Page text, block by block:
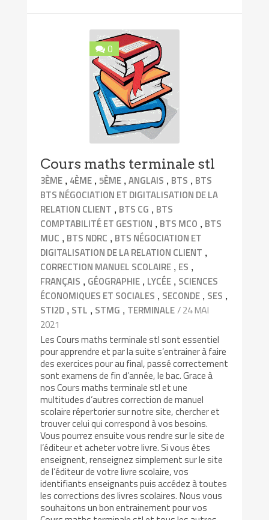
0
Cours maths terminale stl
3ÈME , 4ÈME ,5ÈME ,ANGLAIS , BTS , BTS
BTS NÉGOCIATION ET DIGITALISATION DE LA
RELATION CLIENT , BTS CG , BTS
COMPTABILITÉ ET GESTION , BTS MCO , BTS
MUC , BTS NDRC , BTS NÉGOCIATION ET
DIGITALISATION DE LA RELATION CLIENT ,
CORRECTION MANUEL SCOLAIRE , ES ,
FRANÇAIS , GÉOGRAPHIE , LYCÉE , SCIENCES
ÉCONOMIQUES ET SOCIALES , SECONDE , SES ,
STI2D , STL , STMG , TERMINALE/ 24 MAI
2021
Les Cours maths terminale stl sont essentiel
pour apprendre et par la suite s’entrainer à faire
des exercices pour au final, passé correctement
sont examens de fin d’année, le bac. Grace à
nos Cours maths terminale stl et une
multitudes d’autres correction de manuel
scolaire répertorier sur notre site, chercher et
trouver celui qui correspond à vos besoins.
Vous pourrez ensuite vous rendre sur le site de
l’éditeur et acheter votre livre. Si vous êtes
enseignent, renseignez simplement sur le site
de l’éditeur de votre livre scolaire, vos
identifiants enseignants puis accédez à toutes
les corrections des livres scolaires. Nous vous
souhaitons un bon entrainement pour vos